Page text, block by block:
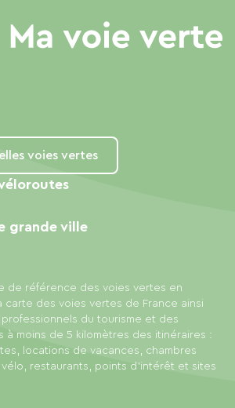
voies vertes
de référence des voies vertes en
carte des voies vertes de France ainsi
du tourisme et des
à moins de 5 kilomètres des itinéraires :
locations de vacances, chambres
restaurants, points d'intérêt et sites
grande ville